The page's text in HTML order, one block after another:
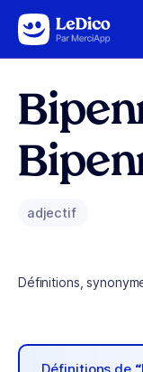
Aller au contenu
adjectif
Définitions,